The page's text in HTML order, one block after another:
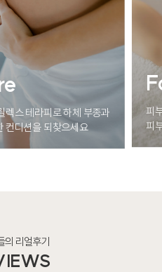
렉스 테라피로 하체 부종과
컨디션을 되찾으세요
피
피
의 리얼후기